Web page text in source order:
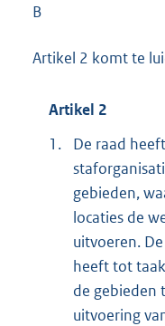
B
Artikel 2 komt te
Artikel 2
1.
De raad
gebieden,
locaties de
uitvoeren.
heeft tot
de gebieden
uitvoering